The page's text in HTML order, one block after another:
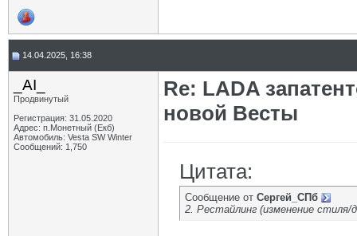
14.04.2025, 16:38
_AI_
Продвинутый
Регистрация: 31.05.2020
Адрес: п.Монетный (Екб)
Автомобиль: Vesta SW Winter
Сообщений: 1,750
Re: LADA
новой Весты
Цитата:
Сообщение от Сергей_СПб
2. Рестайлинг (изменение стиля/